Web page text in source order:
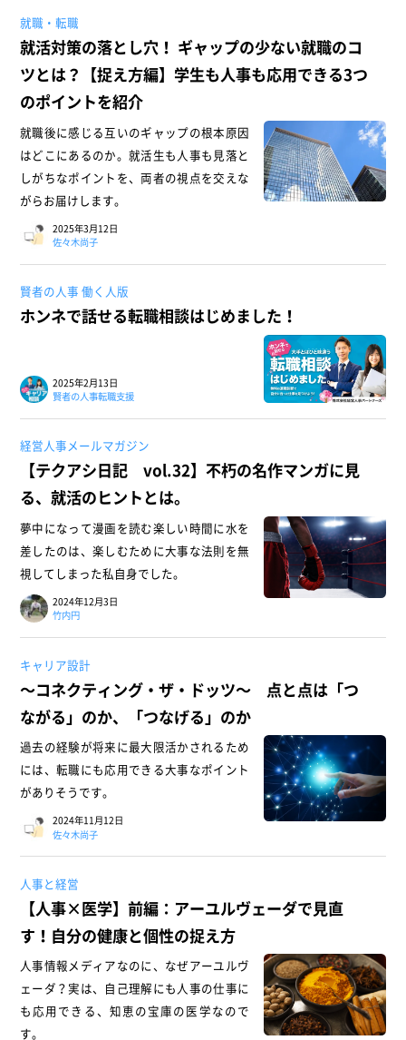
就職・転職
就活対策の落とし穴！ ギャップの少ない就職のコ
ツとは？【捉え方編】学生も人事も応用できる3つ
のポイントを紹介
就職後に感じる互いのギャップの根本原因
はどこにあるのか。就活生も人事も見落と
しがちなポイントを、両者の視点を交えな
がらお届けします。
2025年3月12日
佐々木尚子
賢者の人事 働く人版
ホンネで話せる転職相談はじめました！
2025年2月13日
賢者の人事転職支援
経営人事メールマガジン
【テクアシ日記 vol.32】不朽の名作マンガに見
る、就活のヒントとは。
夢中になって漫画を読む楽しい時間に水を
差したのは、楽しむために大事な法則を無
視してしまった私自身でした。
2024年12月3日
竹内円
キャリア設計
～コネクティング・ザ・ドッツ～ 点と点は「つ
ながる」のか、「つなげる」のか
過去の経験が将来に最大限活かされるため
には、転職にも応用できる大事なポイント
がありそうです。
2024年11月12日
佐々木尚子
人事と経営
【人事×医学】前編：アーユルヴェーダで見直
す！自分の健康と個性の捉え方
人事情報メディアなのに、なぜアーユルヴ
ェーダ？実は、自己理解にも人事の仕事に
も応用できる、知恵の宝庫の医学なので
す。